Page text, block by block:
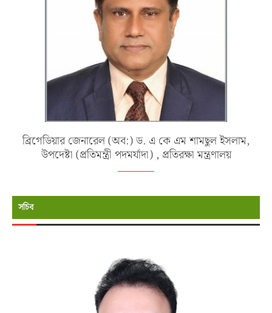
ব্রিগেডিয়ার জেনারেল (অব:) ড. এ কে এম শামছুল ইসলাম,
উপদেষ্টা (প্রতিমন্ত্রী পদমর্যাদা) , প্রতিরক্ষা মন্ত্রণালয়
সচিব